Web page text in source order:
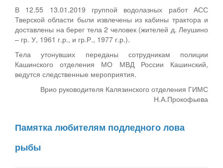
В 12.55 13.01.2019 группой водолазных работ АСС
Тверской области были извлечены из кабины трактора и
доставлены на берег тела 2 человек (жителей д. Леушино
– гр. У, 1961 г.р., и гр.Р., 1977 г.р.).
Тела утонувших переданы сотрудникам полиции
Кашинского отделения МО МВД России Кашинский,
ведутся следственные мероприятия.
Врио руководителя Калязинского отделения ГИМС
Н.А.Прокофьева
Памятка любителям подледного лова
рыбы